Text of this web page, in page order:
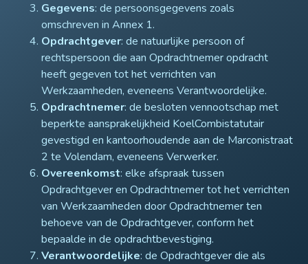
Gegevens: de persoonsgegevens zoals
omschreven in Annex 1.
Opdrachtgever: de natuurlijke persoon of
rechtspersoon die aan Opdrachtnemer opdracht
heeft gegeven tot het verrichten van
Werkzaamheden, eveneens Verantwoordelijke.
Opdrachtnemer: de besloten vennootschap met
beperkte aansprakelijkheid KoelCombistatutair
gevestigd en kantoorhoudende aan de Marconistraat
2 te Volendam, eveneens Verwerker.
Overeenkomst: elke afspraak tussen
Opdrachtgever en Opdrachtnemer tot het verrichten
van Werkzaamheden door Opdrachtnemer ten
behoeve van de Opdrachtgever, conform het
bepaalde in de opdrachtbevestiging.
Verantwoordelijke: de Opdrachtgever die als